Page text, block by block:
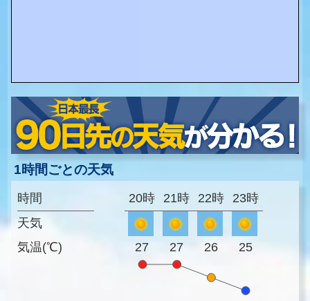
1時間ごとの天気
時間
天気
気温(℃)
20時 21時 22時 23時
27 27 26 25